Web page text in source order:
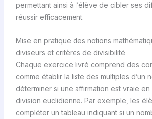
permettant ainsi à l’élève de cibler ses
réussir efficacement.
Mise en pratique des notions
diviseurs et critères de divisibilité
Chaque exercice livré comprend des
comme établir la liste des multiples d’un
déterminer si une affirmation est vraie en
division euclidienne. Par exemple, les
compléter un tableau indiquant si un